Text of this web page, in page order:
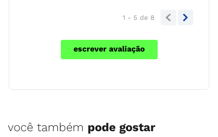
1 - 5 de 8
escrever avaliação
você também pode gostar